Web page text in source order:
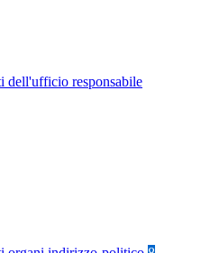
dell'ufficio responsabile